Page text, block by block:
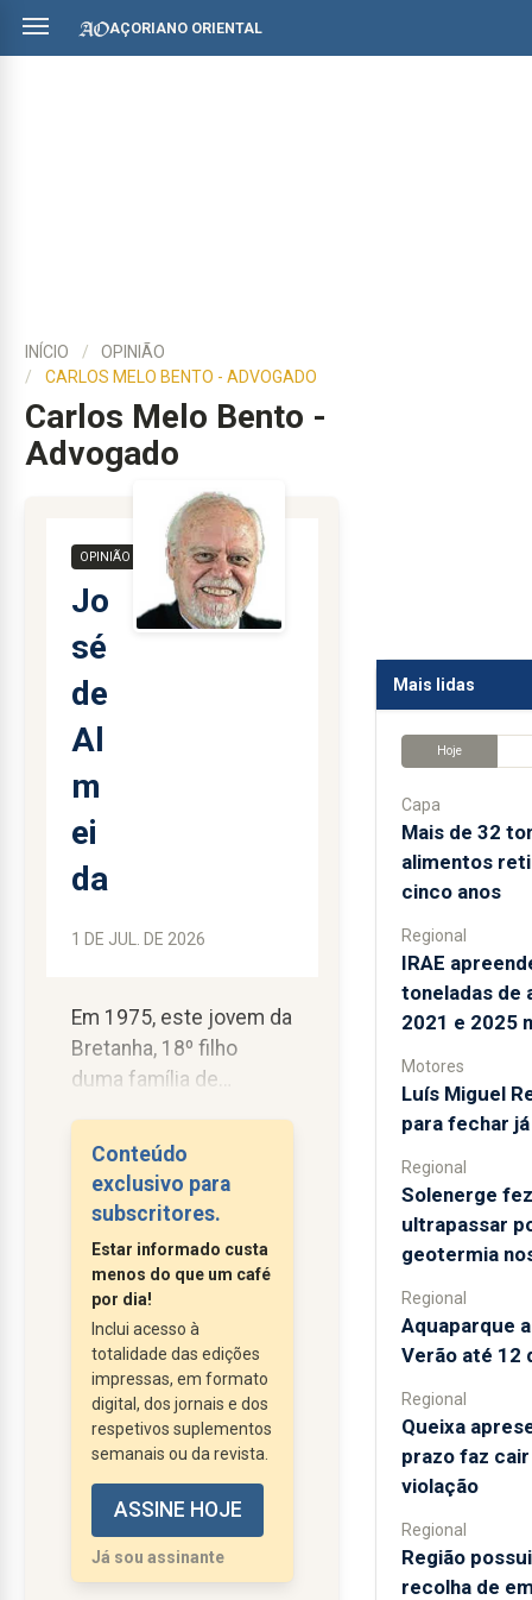
AÇORIANO ORIENTAL
INÍCIO
OPINIÃO
CARLOS MELO BENTO - ADVOGADO
Carlos Melo Bento -
Advogado
OPINIÃO
Jo
sé
de
Al
m
ei
da
1 DE JUL. DE 2026
Em 1975, este jovem da
Bretanha, 18º filho
duma família de
a Padre mas licenciado
em História e casado
com a bela filha do
nascera, cumpriu o
serviço militar como
oficial, em Angola, onde
tiveram dois filhos,
chegando a Deputado
da Assembleia Nacional
de Marcello Caetano
onde se aproximava do
grupo de Sá Carneiro;
foi apanhado pela
revolução de abril...
Conteúdo
exclusivo para
subscritores.
Estar informado custa
menos do que um café
por dia!
Inclui acesso à
totalidade das edições
impressas, em formato
digital, dos jornais e dos
respetivos suplementos
semanais ou da revista.
ASSINE HOJE
Já sou assinante
Mais lidas
Hoje
Capa
Mais de 32
alimentos
cinco anos
Regional
IRAE
toneladas de
2021 e 2025
Motores
Luís Miguel
para fechar
Regional
Solenerge
ultrapassar
geotermia
Regional
Aquaparque
Verão até 12
Regional
Queixa
prazo faz
violação
Regional
Região
recolha de